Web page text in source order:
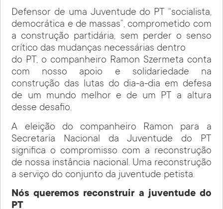
Defensor de uma Juventude do PT “socialista,
democrática e de massas”, comprometido com
a construção partidária, sem perder o senso
crítico das mudanças necessárias dentro
do PT, o companheiro Ramon Szermeta conta
com nosso apoio e solidariedade na
construção das lutas do dia-a-dia em defesa
de um mundo melhor e de um PT a altura
desse desafio.
A eleição do companheiro Ramon para a
Secretaria Nacional da Juventude do PT
significa o compromisso com a reconstrução
de nossa instância nacional. Uma reconstrução
a serviço do conjunto da juventude petista.
Nós queremos reconstruir a juventude do
PT